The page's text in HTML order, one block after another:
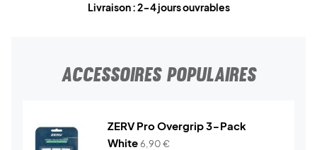
Livraison : 2-4 jours ouvrables
ACCESSOIRES POPULAIRES
ZERV Pro Overgrip 3-Pack
White6,90€